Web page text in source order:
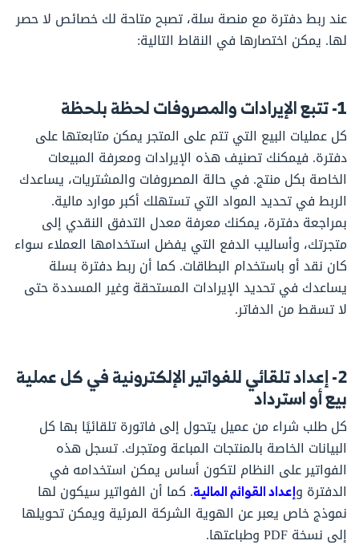
عند ربط دفترة مع منصة سلة، تصبح متاحة لك خصائص لا حصر
لها. يمكن اختصارها في النقاط التالية:
1- تتبع الإيرادات والمصروفات لحظة بلحظة
كل عمليات البيع التي تتم على المتجر يمكن متابعتها على
دفترة. فيمكنك تصنيف هذه الإيرادات ومعرفة المبيعات
الخاصة بكل منتج. في حالة المصروفات والمشتريات، يساعدك
الربط في تحديد المواد التي تستهلك أكبر موارد مالية.
بمراجعة دفترة، يمكنك معرفة معدل التدفق النقدي إلى
متجرتك، وأساليب الدفع التي يفضل استخدامها العملاء سواء
كان نقد أو باستخدام البطاقات. كما أن ربط دفترة بسلة
يساعدك في تحديد الإيرادات المستحقة وغير المسددة حتى
لا تسقط من الدفاتر.
2- إعداد تلقائي للفواتير الإلكترونية في كل عملية
بيع أو استرداد
كل طلب شراء من عميل يتحول إلى فاتورة تلقائيًا بها كل
البيانات الخاصة بالمنتجات المباعة ومتجرك. تسجل هذه
الفواتير على النظام لتكون أساس يمكن استخدامه في
الدفترة وإعداد القوائم المالية. كما أن الفواتير سيكون لها
نموذج خاص يعبر عن الهوية الشركة المرئية ويمكن تحويلها
إلى نسخة PDF وطباعتها.